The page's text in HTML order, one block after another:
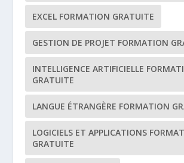
EXCEL FORMATION GRATUITE
GESTION DE PROJET FORMATION
INTELLIGENCE ARTIFICIELLE
GRATUITE
LANGUE ÉTRANGÈRE FORMATION
LOGICIELS ET APPLICATIONS
GRATUITE